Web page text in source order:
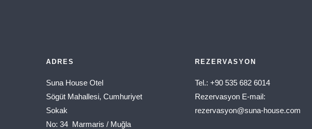
ADRES
Suna House Otel
Sögüt Mahallesi, Cumhuriyet
Sokak
No: 34 Marmaris / Muğla
REZERVASYON
Tel.: +90 535 682 6014
Rezervasyon E-mail:
rezervasyon@suna-house.com